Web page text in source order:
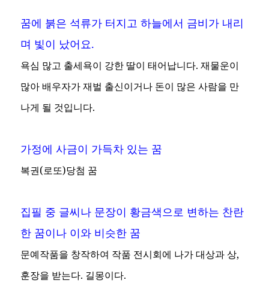
꿈에 붉은 석류가 터지고 하늘에서 금비가 내리
며 빛이 났어요.
욕심 많고 출세욕이 강한 딸이 태어납니다. 재물운이
많아 배우자가 재벌 출신이거나 돈이 많은 사람을 만
나게 될 것입니다.
가정에 사금이 가득차 있는 꿈
복권(로또)당첨 꿈
집필 중 글씨나 문장이 황금색으로 변하는 찬란
한 꿈이나 이와 비슷한 꿈
문예작품을 창작하여 작품 전시회에 나가 대상과 상,
훈장을 받는다. 길몽이다.